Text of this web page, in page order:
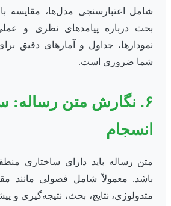
شامل اعتبارسنجی مدل‌ها، مقایسه
بحث درباره پیامدهای نظری و
نمودارها، جداول و آمارهای دقیق
شما ضروری است.
۶. نگارش متن رساله:
انسجام
متن رساله باید دارای ساختاری
باشد. معمولاً شامل فصولی مانند
متدولوژی، نتایج، بحث، نتیجه‌گیری و